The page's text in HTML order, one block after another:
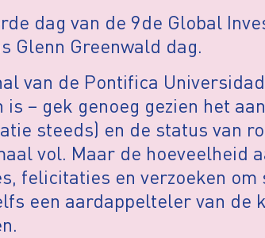
dag van de 9de Global
Glenn Greenwald dag.
van de Pontifica
is – gek genoeg gezien het
steeds) en de status van
vol. Maar de hoeveelheid
felicitaties en verzoeken om
een aardappelteler van de